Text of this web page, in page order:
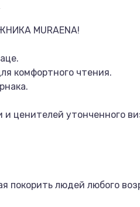
MURAENA!
комфортного чтения.
ценителей утонченного
людей любого